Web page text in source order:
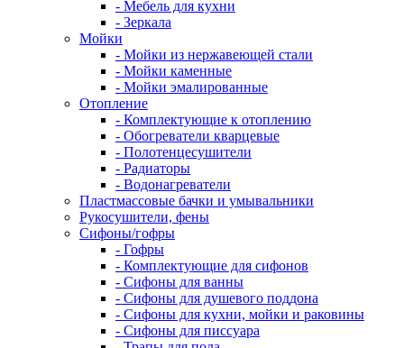
- Мебель для кухни
- Зеркала
Мойки
- Мойки из нержавеющей стали
- Мойки каменные
- Мойки эмалированные
Отопление
- Комплектующие к отоплению
- Обогреватели кварцевые
- Полотенцесушители
- Радиаторы
- Водонагреватели
Пластмассовые бачки и умывальники
Рукосушители, фены
Сифоны/гофры
- Гофры
- Комплектующие для сифонов
- Сифоны для ванны
- Сифоны для душевого поддона
- Сифоны для кухни, мойки и раковины
- Сифоны для писсуара